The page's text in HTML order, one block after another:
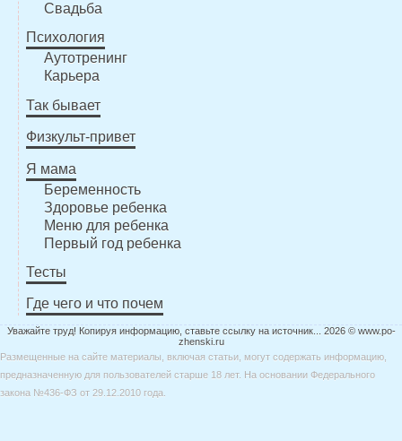
Свадьба
Психология
Аутотренинг
Карьера
Так бывает
Физкульт-привет
Я мама
Беременность
Здоровье ребенка
Меню для ребенка
Первый год ребенка
Тесты
Где чего и что почем
Уважайте труд! Копируя информацию, ставьте ссылку на источник... 2026 © www.po-
zhenski.ru
Размещенные на сайте материалы, включая статьи, могут содержать информацию,
предназначенную для пользователей старше 18 лет. На основании Федерального
закона №436-ФЗ от 29.12.2010 года.